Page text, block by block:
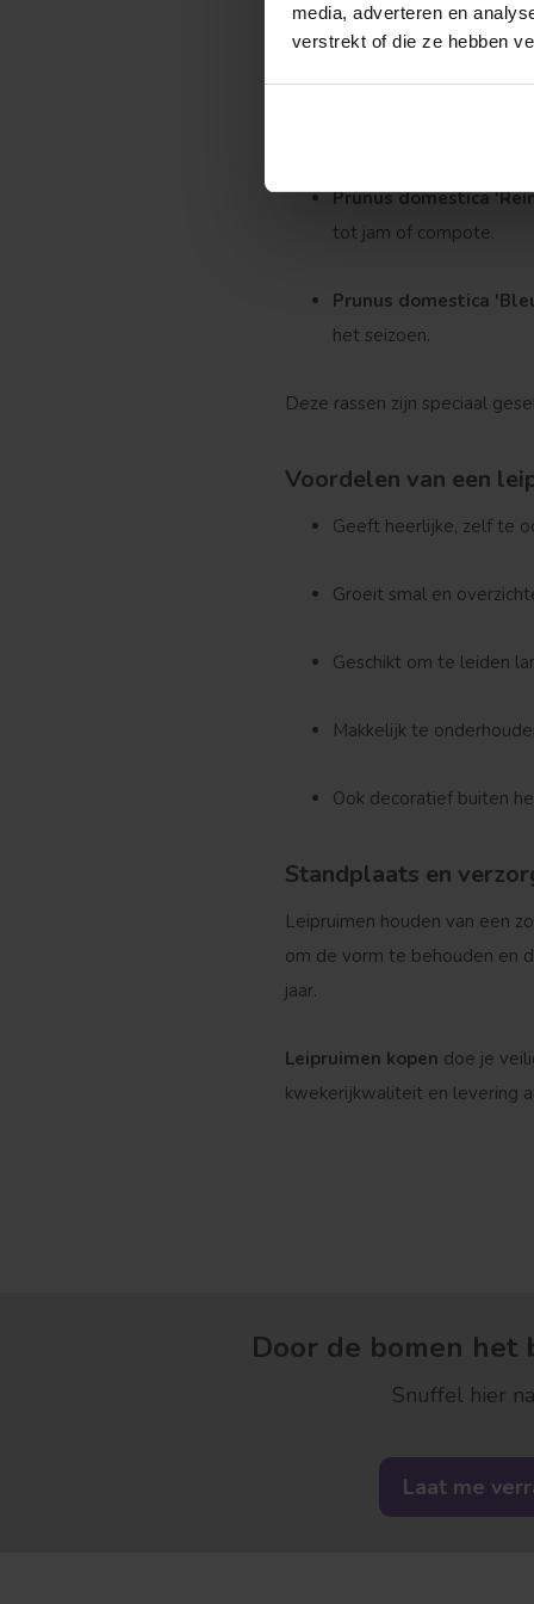
media, adverteren en
verstrekt of die ze hebben
Prunus domestica 'Opal'
Prunus domestica
tot jam of compote.
Prunus domestica
het seizoen.
Deze rassen zijn speciaal
Voordelen van een
Geeft heerlijke, zelf te
Groeit smal en
Geschikt om te leiden
Makkelijk te
Ook decoratief buiten
Standplaats en
Leipruimen houden van een
om de vorm te behouden en
jaar.
Leipruimen kopen doe je
kwekerijkwaliteit en levering
Door de bomen het
Snuffel hier
Laat me
Treurvorm